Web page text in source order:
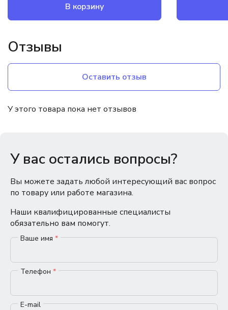
В корзину
Отзывы
Оставить отзыв
У этого товара пока нет отзывов
У вас остались вопросы?
Вы можете задать любой интересующий вас вопрос
по товару или работе магазина.
Наши квалифицированные специалисты
обязательно вам помогут.
Ваше имя *
Телефон *
E-mail